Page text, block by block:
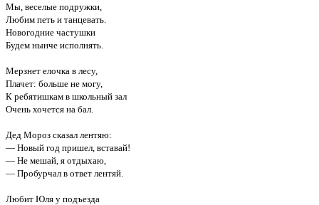
Мы, веселые подружки,
Любим петь и танцевать.
Новогодние частушки
Будем нынче исполнять.
Мерзнет елочка в лесу,
Плачет: больше не могу,
К ребятишкам в школьный зал
Очень хочется на бал.
Дед Мороз сказал лентяю:
— Новый год пришел, вставай!
— Не мешай, я отдыхаю,
— Пробурчал в ответ лентяй.
Любит Юля у подъезда